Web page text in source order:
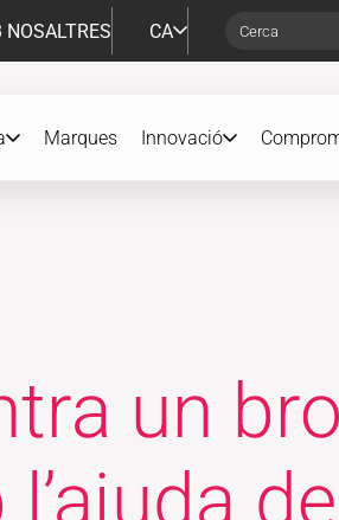
CA Search
Marques Innovació
un
de